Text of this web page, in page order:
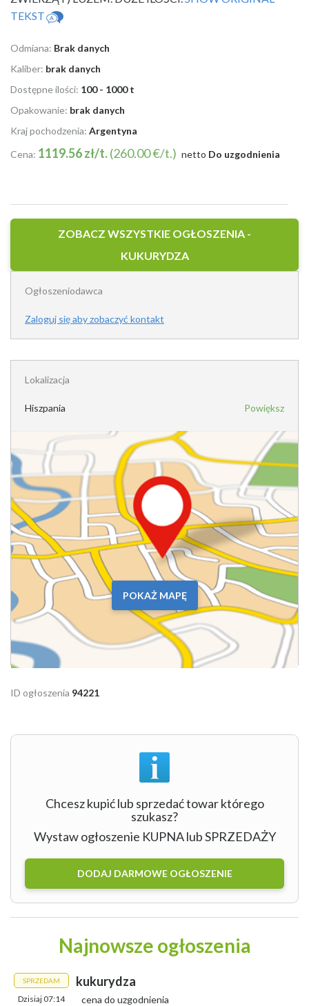
TEKST
Odmiana: Brak danych
Kaliber: brak danych
Dostępne ilości: 100 - 1000 t
Opakowanie: brak danych
Kraj pochodzenia: Argentyna
Cena: 1119.56 zł/t.(260.00 €/t.) netto Do uzgodnienia
ZOBACZ WSZYSTKIE OGŁOSZENIA -
KUKURYDZA
Ogłoszeniodawca
Zaloguj się aby zobaczyć kontakt
Lokalizacja
Hiszpania Powiększ
POKAŻ MAPĘ
ID ogłoszenia 94221
Chcesz kupić lub sprzedać towar którego
szukasz?
Wystaw ogłoszenie KUPNA lub SPRZEDAŻY
DODAJ DARMOWE OGŁOSZENIE
Najnowsze ogłoszenia
SPRZEDAM
Dzisiaj 07:14
kukurydza
cena do uzgodnienia